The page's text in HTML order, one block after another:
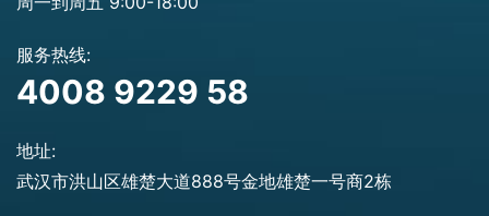
服务热线:
4008 9229 58
地址:
武汉市洪山区雄楚大道888号金地雄楚一号商2栋